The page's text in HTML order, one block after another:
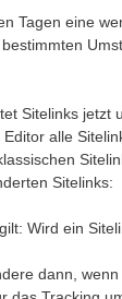
Tagen eine
Sitelinks jetzt
alle
Sitelinks:
Wird ein
dann,